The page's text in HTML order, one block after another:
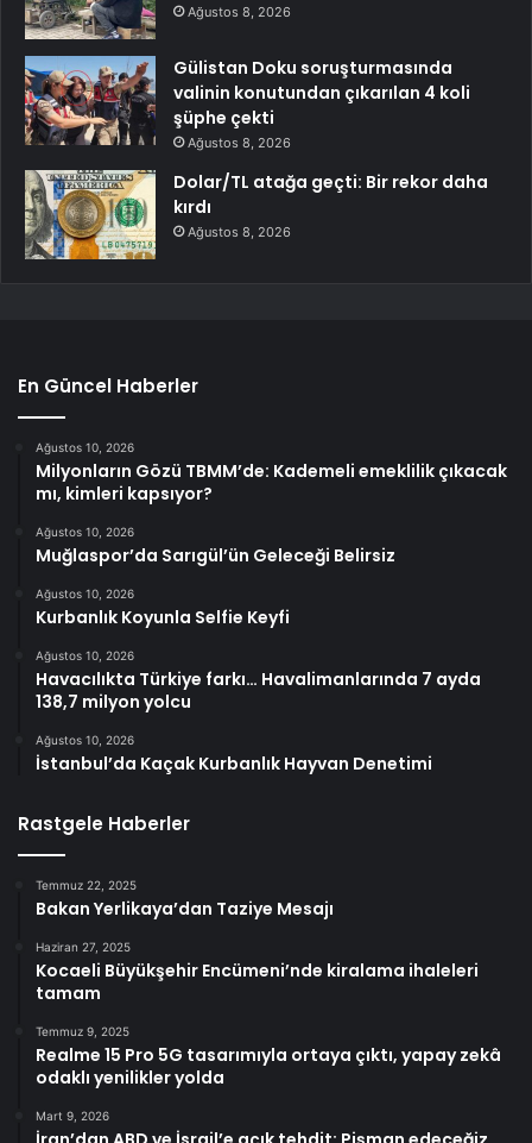
Ağustos 8, 2026
Gülistan Doku soruşturmasında
valinin konutundan çıkarılan 4 koli
şüphe çekti
Ağustos 8, 2026
Dolar/TL atağa geçti: Bir rekor daha
kırdı
Ağustos 8, 2026
En Güncel Haberler
Ağustos 10, 2026
Milyonların Gözü TBMM’de: Kademeli emeklilik çıkacak
mı, kimleri kapsıyor?
Ağustos 10, 2026
Muğlaspor’da Sarıgül’ün Geleceği Belirsiz
Ağustos 10, 2026
Kurbanlık Koyunla Selfie Keyfi
Ağustos 10, 2026
Havacılıkta Türkiye farkı… Havalimanlarında 7 ayda
138,7 milyon yolcu
Ağustos 10, 2026
İstanbul’da Kaçak Kurbanlık Hayvan Denetimi
Rastgele Haberler
Temmuz 22, 2025
Bakan Yerlikaya’dan Taziye Mesajı
Haziran 27, 2025
Kocaeli Büyükşehir Encümeni’nde kiralama ihaleleri
tamam
Temmuz 9, 2025
Realme 15 Pro 5G tasarımıyla ortaya çıktı, yapay zekâ
odaklı yenilikler yolda
Mart 9, 2026